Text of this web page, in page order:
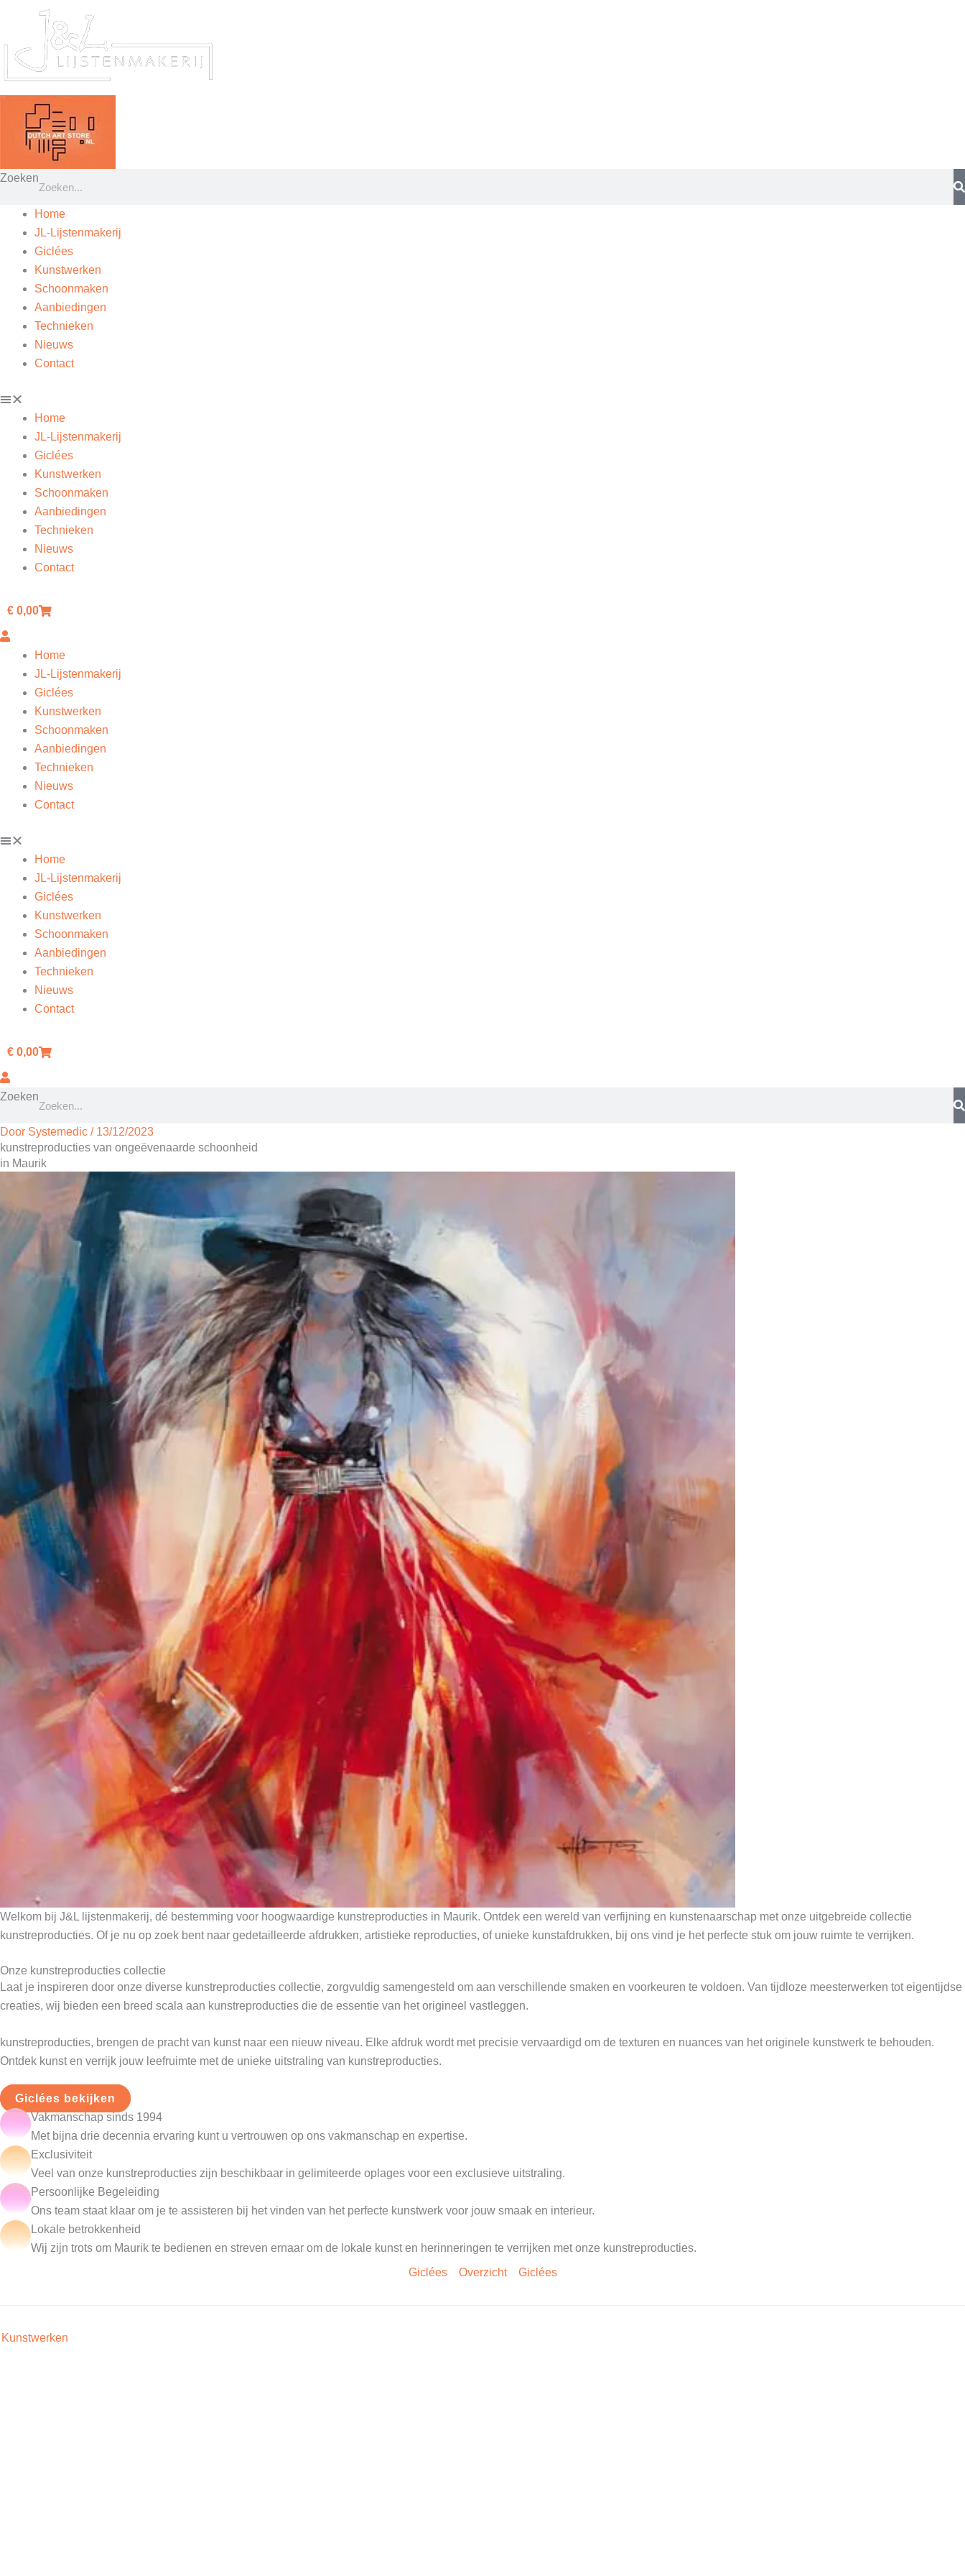
de
inhoud
Zoeken
Home
JL-Lijstenmakerij
Giclées
Kunstwerken
Schoonmaken
Aanbiedingen
Technieken
Nieuws
Contact
Home
JL-Lijstenmakerij
Giclées
Kunstwerken
Schoonmaken
Aanbiedingen
Technieken
Nieuws
Contact
€ 0,00
Home
JL-Lijstenmakerij
Giclées
Kunstwerken
Schoonmaken
Aanbiedingen
Technieken
Nieuws
Contact
Home
JL-Lijstenmakerij
Giclées
Kunstwerken
Schoonmaken
Aanbiedingen
Technieken
Nieuws
Contact
€ 0,00
Zoeken
Door Systemedic / 13/12/2023
kunstreproducties van ongeëvenaarde schoonheid
in Maurik
Welkom bij J&L lijstenmakerij, dé bestemming voor hoogwaardige kunstreproducties in Maurik. Ontdek een wereld van verfijning en kunstenaarschap met onze uitgebreide collectie
kunstreproducties. Of je nu op zoek bent naar gedetailleerde afdrukken, artistieke reproducties, of unieke kunstafdrukken, bij ons vind je het perfecte stuk om jouw ruimte te verrijken.
Onze kunstreproducties collectie
Laat je inspireren door onze diverse kunstreproducties collectie, zorgvuldig samengesteld om aan verschillende smaken en voorkeuren te voldoen. Van tijdloze meesterwerken tot eigentijdse
creaties, wij bieden een breed scala aan kunstreproducties die de essentie van het origineel vastleggen.
kunstreproducties, brengen de pracht van kunst naar een nieuw niveau. Elke afdruk wordt met precisie vervaardigd om de texturen en nuances van het originele kunstwerk te behouden.
Ontdek kunst en verrijk jouw leefruimte met de unieke uitstraling van kunstreproducties.
Giclées bekijken
Vakmanschap sinds 1994
Met bijna drie decennia ervaring kunt u vertrouwen op ons vakmanschap en expertise.
Exclusiviteit
Veel van onze kunstreproducties zijn beschikbaar in gelimiteerde oplages voor een exclusieve uitstraling.
Persoonlijke Begeleiding
Ons team staat klaar om je te assisteren bij het vinden van het perfecte kunstwerk voor jouw smaak en interieur.
Lokale betrokkenheid
Wij zijn trots om Maurik te bedienen en streven ernaar om de lokale kunst en herinneringen te verrijken met onze kunstreproducties.
Giclées
Overzicht Giclées
Kunstwerken